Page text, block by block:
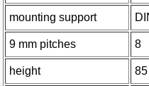
mounting support
9 mm pitches 8
height